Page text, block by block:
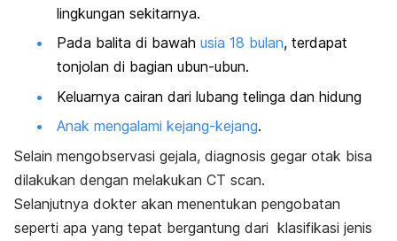
lingkungan sekitarnya.
Pada balita di bawah usia 18 bulan, terdapat
tonjolan di bagian ubun-ubun.
Keluarnya cairan dari lubang telinga dan hidung
Anak mengalami kejang-kejang.
Selain mengobservasi gejala, diagnosis gegar otak bisa
dilakukan dengan melakukan CT scan.
Selanjutnya dokter akan menentukan pengobatan
seperti apa yang tepat bergantung dari klasifikasi jenis